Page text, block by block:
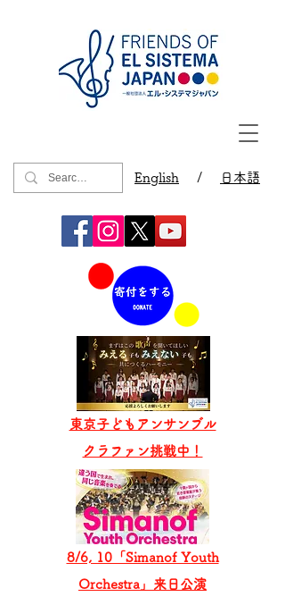
English / 日本語
8/6, 10「Simanof Youth
Orchestra」来日公演
東京子どもアンサンブル
​クラファン挑戦中！